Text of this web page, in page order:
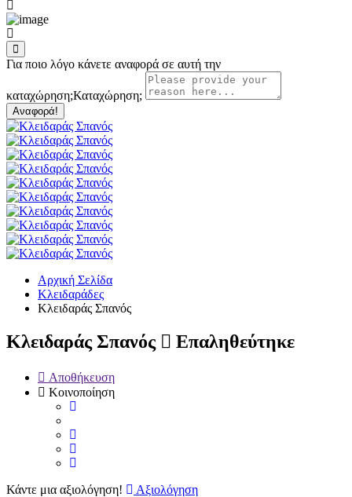
Για ποιο λόγο κάνετε αναφορά σε αυτή την
καταχώρηση;Καταχώρηση;
Αναφορά!
Αρχική Σελίδα
Κλειδαράδες
Κλειδαράς Σπανός
Κλειδαράς Σπανός Επαληθεύτηκε
Αποθήκευση
Κοινοποίηση
Κάντε μια αξιολόγηση! Αξιολόγηση